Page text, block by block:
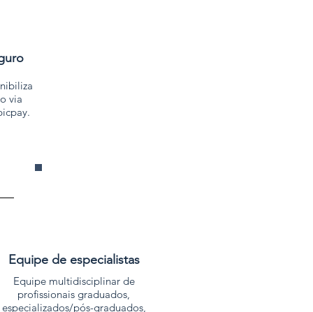
via
Equipe de especialistas
Equipe multidisciplinar de
profissionais graduados,
especializados/pós-graduados,